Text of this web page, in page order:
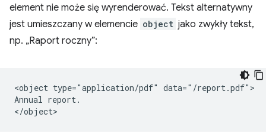
element nie może się wyrenderować. Tekst alternatywny
jest umieszczany w elemencie object jako zwykły tekst,
np. „Raport roczny”:
<object type="application/pdf" data="/report.pdf">
Annual report.